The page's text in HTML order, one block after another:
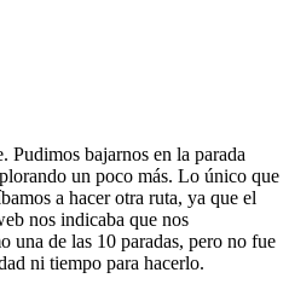
Pudimos bajarnos en la parada
un poco más. Lo único que
a hacer otra ruta, ya que el
nos indicaba que nos
de las 10 paradas, pero no fue
ni tiempo para hacerlo.